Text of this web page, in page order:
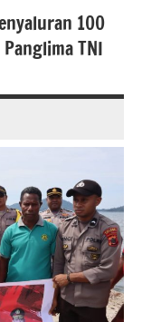
100
TNI